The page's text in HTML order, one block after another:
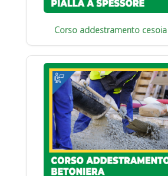
Corso addestramento